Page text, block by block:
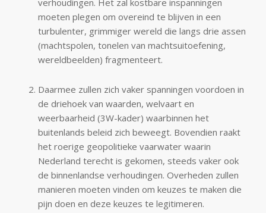
verhoudingen. Het zal kostbare inspanningen
moeten plegen om overeind te blijven in een
turbulenter, grimmiger wereld die langs drie assen
(machtspolen, tonelen van machtsuitoefening,
wereldbeelden) fragmenteert.
Daarmee zullen zich vaker spanningen voordoen in
de driehoek van waarden, welvaart en
weerbaarheid (3W-kader) waarbinnen het
buitenlands beleid zich beweegt. Bovendien raakt
het roerige geopolitieke vaarwater waarin
Nederland terecht is gekomen, steeds vaker ook
de binnenlandse verhoudingen. Overheden zullen
manieren moeten vinden om keuzes te maken die
pijn doen en deze keuzes te legitimeren.